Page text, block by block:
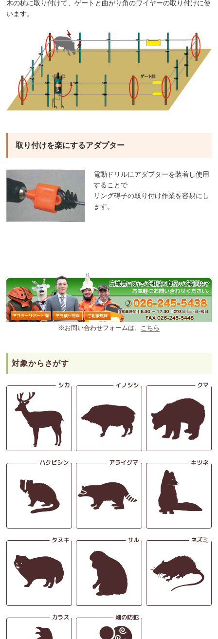
木の杭に取り付けて、ゲートと曲がり角のワイヤーの取り付けに使
います。
取り付けを楽にするアダプター
電動ドリルにアダプターを装着し使用
することで
リング碍子の取り付け作業を容易にし
ます。
※お問い合わせフォームは、 こちら
対象からさがす